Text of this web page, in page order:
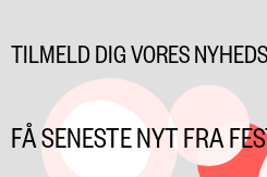
TILMELD DIG VORES
FÅ SENESTE NYT FRA